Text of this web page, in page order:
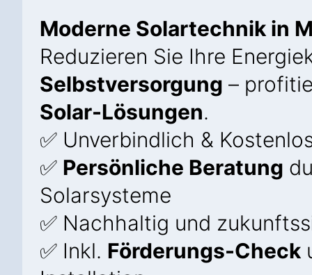
Moderne Solartechnik in
Reduzieren Sie Ihre
Selbstversorgung –
Solar-Lösungen.
✅ Unverbindlich &
✅ Persönliche Beratung
Solarsysteme
✅ Nachhaltig und
✅ Inkl. Förderungs-Check